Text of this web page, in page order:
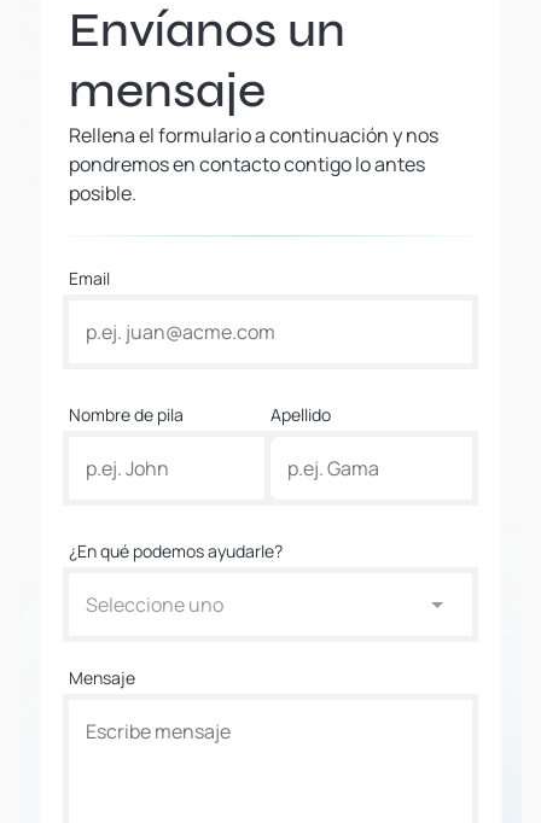
Envíanos un
mensaje
Rellena el formulario a continuación y nos
pondremos en contacto contigo lo antes
posible.
Email
Nombre de pila Apellido
¿En qué podemos ayudarle?
Seleccione uno
Mensaje